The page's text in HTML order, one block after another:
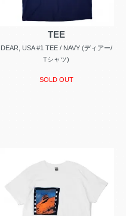
TEE
DEAR, USA #1 TEE / NAVY (ディアー/
Tシャツ)
SOLD OUT